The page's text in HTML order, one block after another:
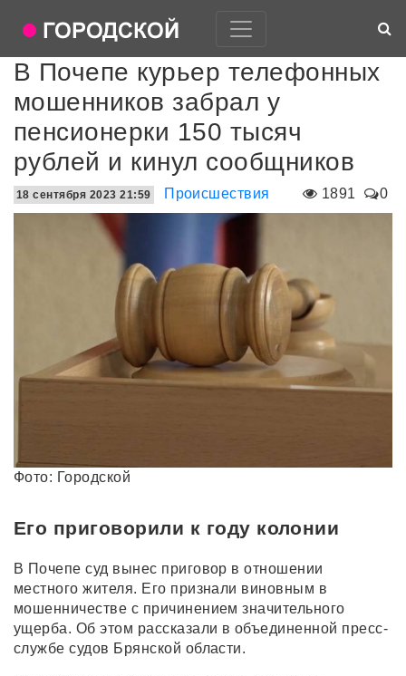
В Почепе курьер телефонных
мошенников забрал у
пенсионерки 150 тысяч
рублей и кинул сообщников
1891 0
18 сентября 2023 21:59 Происшествия
Фото: Городской
Его приговорили к году колонии
В Почепе суд вынес приговор в отношении
местного жителя. Его признали виновным в
мошенничестве с причинением значительного
ущерба. Об этом рассказали в объединенной пресс-
службе судов Брянской области.